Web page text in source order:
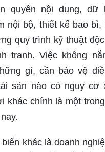
quyền nội dung, dữ
nội bộ, thiết kế bao bì,
quy trình kỹ thuật
tranh. Việc không
gì, cần bảo vệ
sản nào có nguy cơ
khác chính là một
khác là doanh